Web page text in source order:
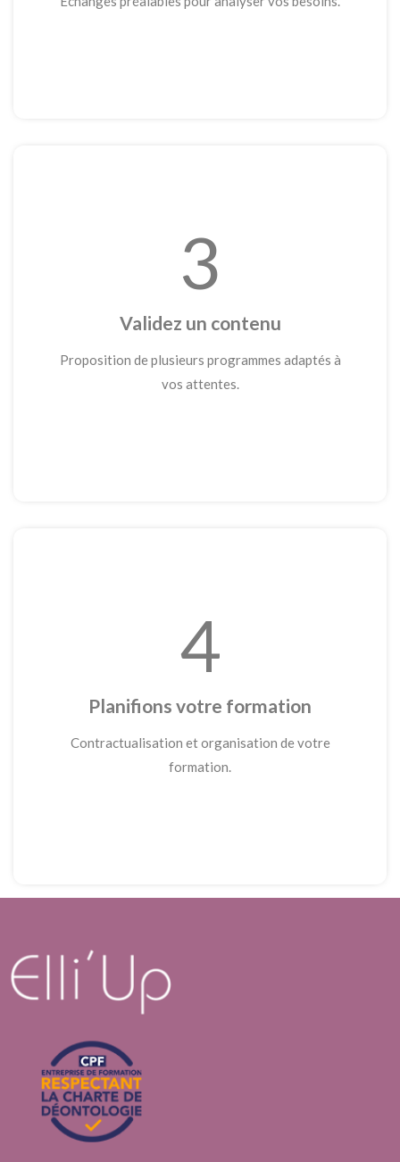
3
Validez un contenu
Proposition de plusieurs programmes adaptés à
vos attentes.
4
Planifions votre formation
Contractualisation et organisation de votre
formation.